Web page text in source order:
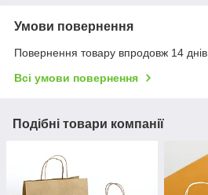
Умови повернення
Повернення товару впродовж 14
Всі умови повернення
Подібні товари компанії